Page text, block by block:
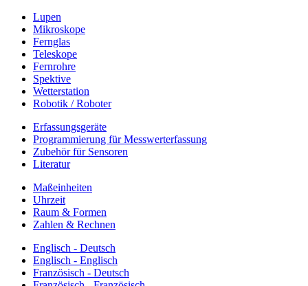
Lupen
Mikroskope
Fernglas
Teleskope
Fernrohre
Spektive
Wetterstation
Robotik / Roboter
Erfassungsgeräte
Programmierung für Messwerterfassung
Zubehör für Sensoren
Literatur
Maßeinheiten
Uhrzeit
Raum & Formen
Zahlen & Rechnen
Englisch - Deutsch
Englisch - Englisch
Französisch - Deutsch